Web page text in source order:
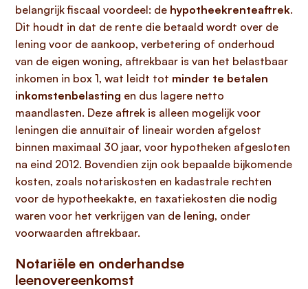
belangrijk fiscaal voordeel: de hypotheekrenteaftrek.
Dit houdt in dat de rente die betaald wordt over de
lening voor de aankoop, verbetering of onderhoud
van de eigen woning, aftrekbaar is van het belastbaar
inkomen in box 1, wat leidt tot minder te betalen
inkomstenbelasting en dus lagere netto
maandlasten. Deze aftrek is alleen mogelijk voor
leningen die annuïtair of lineair worden afgelost
binnen maximaal 30 jaar, voor hypotheken afgesloten
na eind 2012. Bovendien zijn ook bepaalde bijkomende
kosten, zoals notariskosten en kadastrale rechten
voor de hypotheekakte, en taxatiekosten die nodig
waren voor het verkrijgen van de lening, onder
voorwaarden aftrekbaar.
Notariële en onderhandse
leenovereenkomst